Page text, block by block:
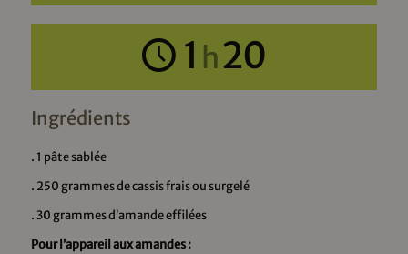
1 h20
Ingrédients
. 1 pâte sablée
. 250 grammes de cassis frais ou surgelé
. 30 grammes d’amande effilées
Pour l’appareil aux amandes :